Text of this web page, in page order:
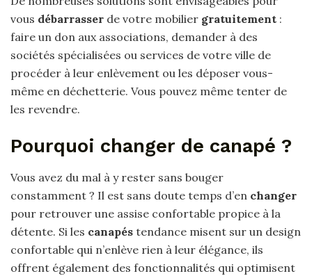
vous débarrasser de votre mobilier gratuitement :
faire un don aux associations, demander à des
sociétés spécialisées ou services de votre ville de
procéder à leur enlèvement ou les déposer vous-
même en déchetterie. Vous pouvez même tenter de
les revendre.
Pourquoi changer de canapé ?
Vous avez du mal à y rester sans bouger
constamment ? Il est sans doute temps d’en changer
pour retrouver une assise confortable propice à la
détente. Si les canapés tendance misent sur un design
confortable qui n’enlève rien à leur élégance, ils
offrent également des fonctionnalités qui optimisent